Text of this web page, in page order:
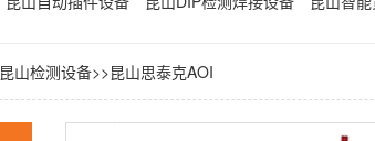
昆山检测设备>>昆山思泰克AOI